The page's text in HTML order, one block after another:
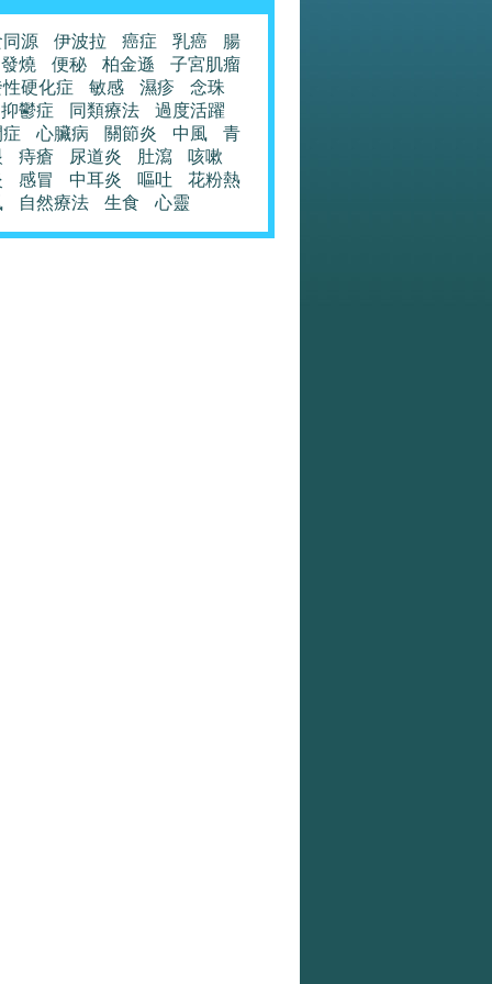
源 伊波拉 癌症 乳癌
腸
發燒
便秘 柏金遜
子宮肌瘤
硬化症
敏感 濕疹
念珠
抑鬱症
同類療法
過度活躍
心臟病 關節炎 中風
青
痔瘡 尿道炎 肚瀉
咳嗽
感冒 中耳炎 嘔吐
花粉熱
自然療法 生食 心靈